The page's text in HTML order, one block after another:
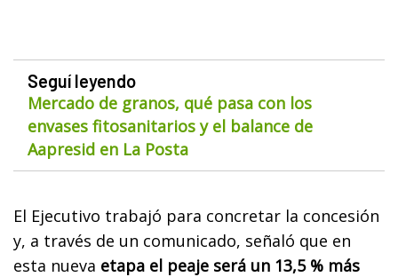
Seguí leyendo
Mercado de granos, qué pasa con los
envases fitosanitarios y el balance de
Aapresid en La Posta
El Ejecutivo trabajó para concretar la concesión
y, a través de un comunicado, señaló que en
esta nueva etapa el peaje será un 13,5 % más